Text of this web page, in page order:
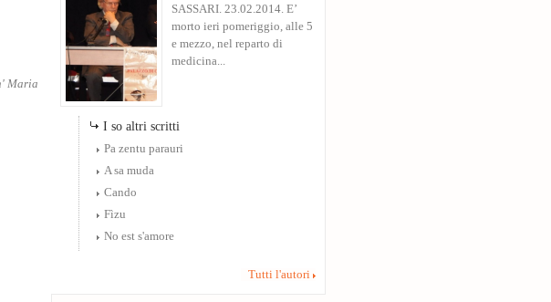
Maria
SASSARI. 23.02.2014. E’
morto ieri pomeriggio, alle 5
e mezzo, nel reparto di
medicina...
I so altri scritti
Pa zentu parauri
A sa muda
Cando
Fìzu
No est s'amore
Tutti l'autori